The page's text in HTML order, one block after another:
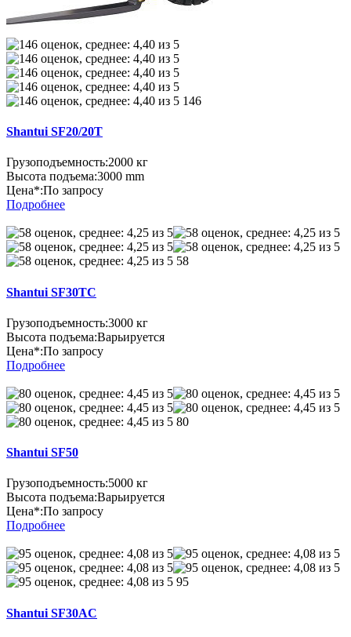
146
Shantui SF20/20T
Грузоподъемность:2000 кг
Высота подъема:3000 mm
Цена*:По запросу
Подробнее
58
Shantui SF30TC
Грузоподъемность:3000 кг
Высота подъема:Варьируется
Цена*:По запросу
Подробнее
80
Shantui SF50
Грузоподъемность:5000 кг
Высота подъема:Варьируется
Цена*:По запросу
Подробнее
95
Shantui SF30AC